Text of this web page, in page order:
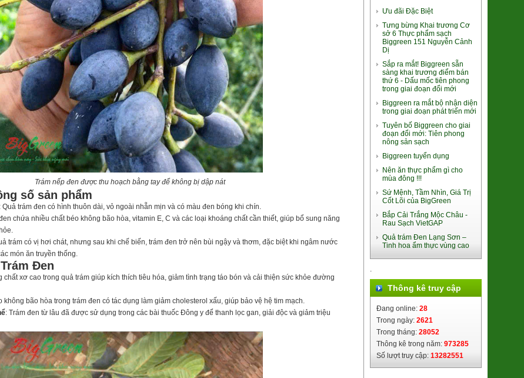
Trám nếp đen được thu hoạch bằng tay để không bị dập nát
số sản phẩm
: Quả trám đen có hình thuôn dài, vỏ ngoài nhẵn mịn và có màu đen bóng khi chín.
chứa nhiều chất béo không bão hòa, vitamin E, C và các loại khoáng chất cần thiết, giúp bổ sung năng
trám có vị hơi chát, nhưng sau khi chế biến, trám đen trở nên bùi ngậy và thơm, đặc biệt khi ngâm nước
món ăn truyền thống.
Đen
chất xơ cao trong quả trám giúp kích thích tiêu hóa, giảm tình trạng táo bón và cải thiện sức khỏe đường
không bão hòa trong trám đen có tác dụng làm giảm cholesterol xấu, giúp bảo vệ hệ tim mạch.
: Trám đen từ lâu đã được sử dụng trong các bài thuốc Đông y để thanh lọc gan, giải độc và giảm triệu
(SP010245)
39.000đ/Hộp
Súp lơ xanh Baby Đà Lạt
(2611048)
9.000đ/100g
Nghệ Nano Curcumin (Gel)
(8938512491448)
380.000đ/Hộp
Ổi Di trạch (2621122)
48.000đ/Kg
Ưu đãi Đặc Biệt
Tưng bừng Khai trương Cơ
sở 6 Thực phẩm sạch
Biggreen 151 Nguyễn Cảnh
Dị
Sắp ra mắt! Biggreen sẵn
sàng khai trương điểm bán
thứ 6 - Dấu mốc tiên phong
trong giai đoạn đổi mới
Biggreen ra mắt bộ nhận diện
trong giai đoạn phát triển mới
Tuyên bố Biggreen cho giai
đoạn đổi mới: Tiên phong
nông sản sạch
Biggreen tuyển dụng
Nên ăn thực phẩm gì cho
mùa đông !!!
Sứ Mệnh, Tầm Nhìn, Giá Trị
Cốt Lõi của BigGreen
Bắp Cải Trắng Mộc Châu -
Rau Sạch VietGAP
Quả trám Đen Lạng Sơn –
Tinh hoa ẩm thực vùng cao
.
Thông kê truy cập
Đang online: 28
Trong ngày: 2621
Trong tháng: 28052
Thông kê trong năm: 973285
Số lượt truy cập: 13282551